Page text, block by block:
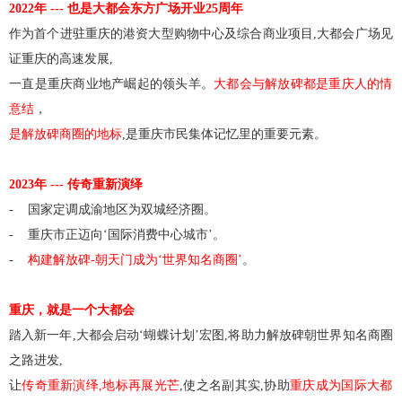
2022年 ---也是大都会东方广场开业25周年
作为首个进驻重庆的港资大型购物中心及综合商业项目 大都会广场 见
证重庆的高速发展
一直是重庆商业地产崛起的领头羊。 大都会与解放碑都是重庆人的情
意结 ，
是解放碑商圈的地标 ,是重庆市民集体记忆里的重要元素。
2023年 --- 传奇重新演绎
-
国家定调成渝地区为双城经济圈。
-
重庆市正迈向‘国际消费中心城市’。
-
构建解放碑-朝天门成为‘世界知名商圈 ’ 。
重庆，就是一个大都会
踏入新一年 大都会启动‘蝴蝶计划 ’宏图 ,将助力解放碑朝世界知名商圈
之路进发
让传奇重新演绎 ,地标再展光芒 ,使之名副其实 ,协助重庆成为国际大都